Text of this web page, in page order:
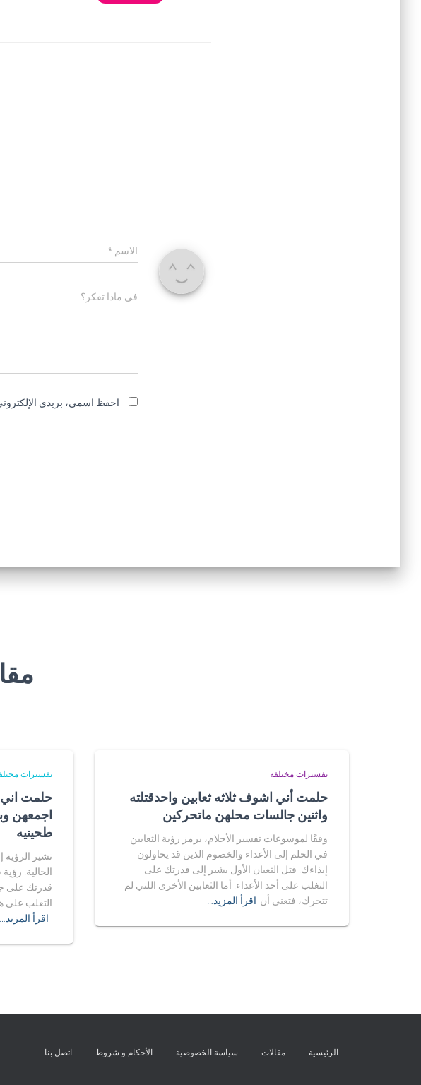
الاسم *
في ماذا تفكر؟
احفظ اسمي، بريدي
تفسيرات مختلفة
حلمت أني اشوف ثلاثه ثعابين واحدقتلته
واثنين جالسات محلهن ماتحركين
وفقًا لموسوعات تفسير الأحلام، يرمز رؤية الثعابين
في الحلم إلى الأعداء والخصوم الذين قد يحاولون
إيذاءك. قتل الثعبان الأول يشير إلى قدرتك على
التغلب على أحد الأعداء. أما الثعابين الأخرى اللتي لم
تتحرك، فتعني أن اقرأ المزيد…
تفسيرات
حلمت
اجمعهن
طحينيه
تشير
الحالية.
قدرتك على
التغلب على
اقرأ المزيد…
الرئيسية مقالات سياسة الخصوصية الأحكام و شروط اتصل بنا